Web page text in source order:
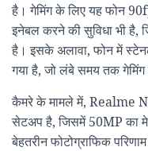
है। गेमिंग के लिए यह फोन
इनेबल करने की सुविधा भी है,
है। इसके अलावा, फोन में
गया है, जो लंबे समय तक गेमिंग
कैमरे के मामले में, Realme
सेटअप है, जिसमें 50MP का
बेहतरीन फोटोग्राफिक